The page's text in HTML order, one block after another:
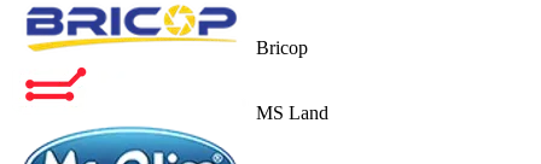
Bricop
MS Land